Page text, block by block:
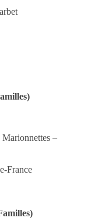
Marionnettes –
France